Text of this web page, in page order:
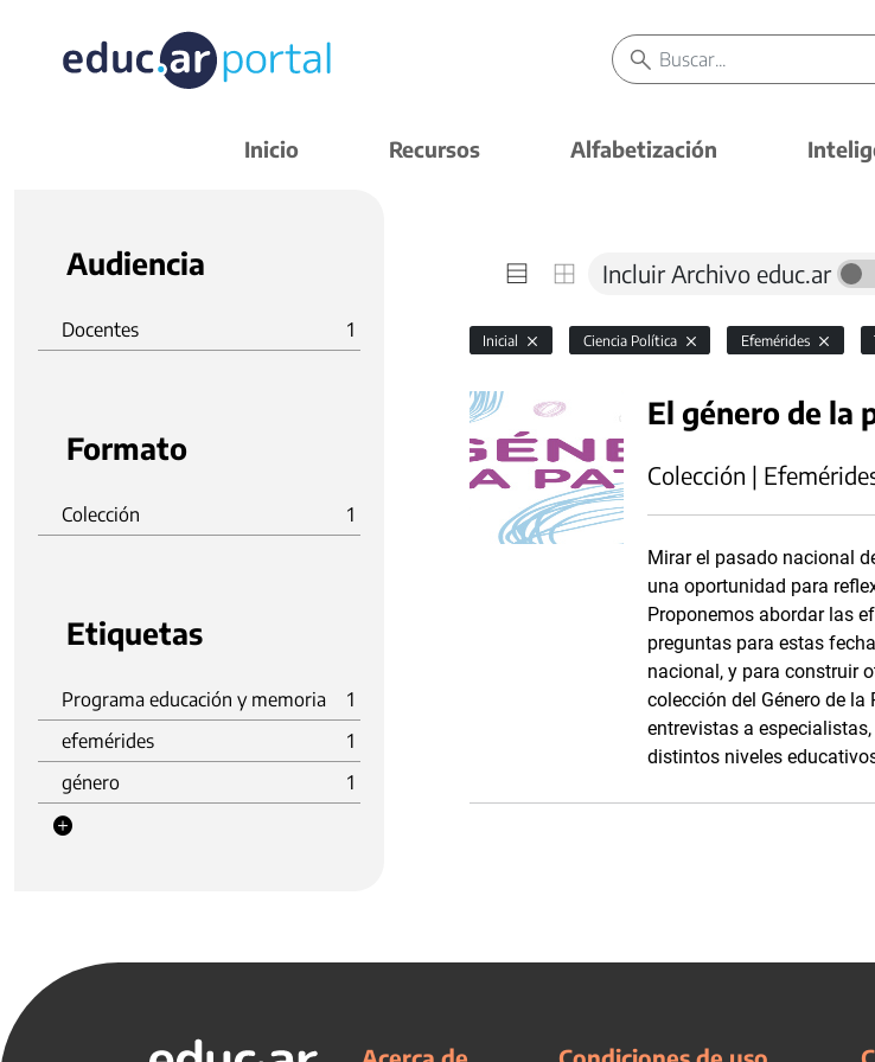
Inicio Recursos Alfabetización
Audiencia
Docentes 1
Formato
Colección 1
Etiquetas
Programa educación y memoria
1
efemérides
1
género
1
Incluir Archivo educ.ar
Inicial Ciencia Política Efemérides
El género de la
Colección |
Mirar el pasado nacional
una oportunidad para
Proponemos abordar las
preguntas para estas
nacional, y para construir
colección del Género de
entrevistas a
distintos niveles